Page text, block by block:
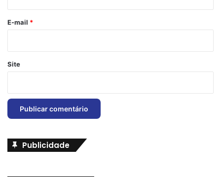
*
E-mail *
Site
Publicidade